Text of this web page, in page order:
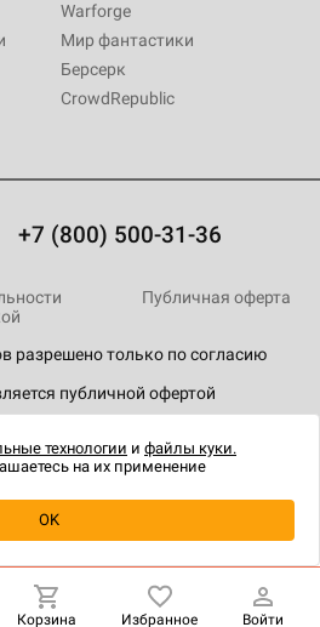
о наличии
Warforge
Мир фантастики
Берсерк
CrowdRepublic
+7 (800) 500-31-36
разрешено только по согласию
публичной офертой
Публичная оферта
Корзина Избранное Войти
технологии и файлы куки.
на их применение
OK